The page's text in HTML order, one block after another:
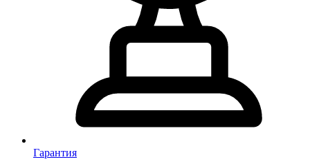
Гарантия